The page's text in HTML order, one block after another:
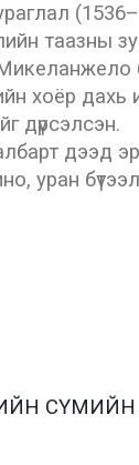
таазны
хоёр дахь
дүрсэлсэн.
дээд
уран
СҮМИЙН